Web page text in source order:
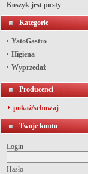
Koszyk jest pusty
Kategorie
YatoGastro
Higiena
Wyprzedaż
Producenci
pokaż/schowaj
Twoje konto
Login
Hasło